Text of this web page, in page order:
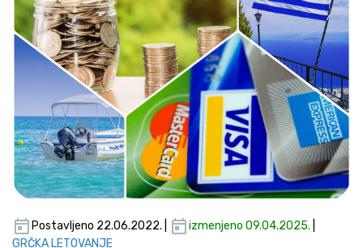
Postavljeno 22.06.2022. | izmenjeno 09.04.2025.
GRČKA LETOVANJE